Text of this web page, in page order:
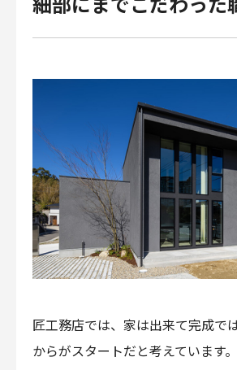
匠工務店では、家は出来て完成で
からがスタートだと考えています